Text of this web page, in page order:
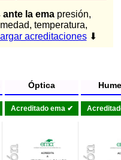
la emapresión,
temperatura,
acreditaciones⬇
Óptica
Acreditado ema ✔